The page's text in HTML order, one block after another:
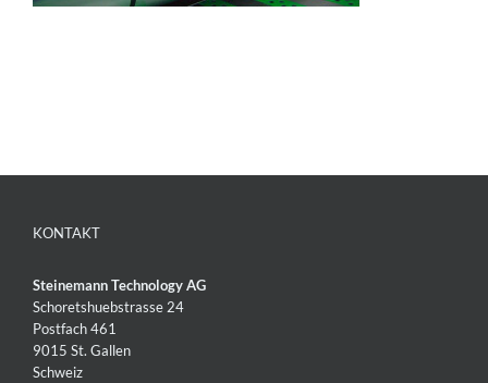
KONTAKT
Steinemann Technology AG
Schoretshuebstrasse 24
Postfach 461
9015 St. Gallen
Schweiz